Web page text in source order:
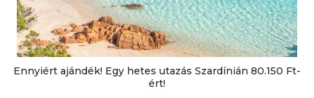
Ennyiért ajándék! Egy hetes utazás Szardínián 80.150 Ft-
ért!